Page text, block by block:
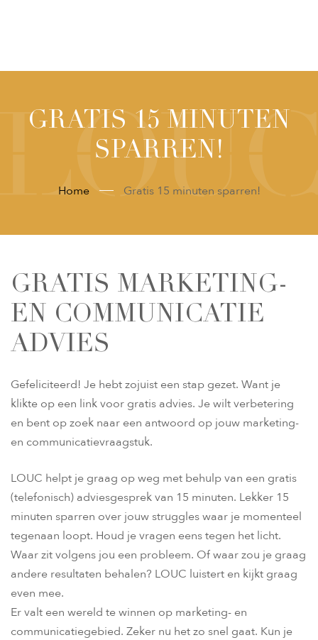
GRATIS 15 MINUTEN
SPARREN!
Home Gratis 15 minuten sparren!
GRATIS MARKETING-
EN COMMUNICATIE
ADVIES
Gefeliciteerd! Je hebt zojuist een stap gezet. Want je
klikte op een link voor gratis advies. Je wilt verbetering
en bent op zoek naar een antwoord op jouw marketing-
en communicatievraagstuk.
LOUC helpt je graag op weg met behulp van een gratis
(telefonisch) adviesgesprek van 15 minuten. Lekker 15
minuten sparren over jouw struggles waar je momenteel
tegenaan loopt. Houd je vragen eens tegen het licht.
Waar zit volgens jou een probleem. Of waar zou je graag
andere resultaten behalen? LOUC luistert en kijkt graag
even mee.
Er valt een wereld te winnen op marketing- en
communicatiegebied. Zeker nu het zo snel gaat. Kun je